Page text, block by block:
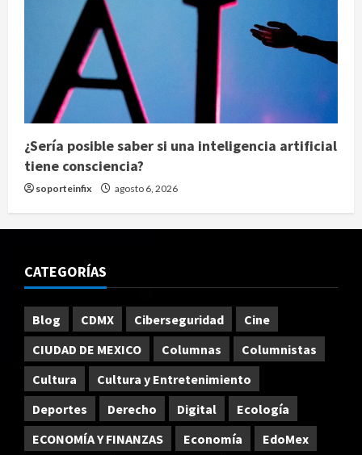
¿Sería posible saber si una inteligencia artificial
tiene consciencia?
soporteinfix agosto 6, 2026
CATEGORÍAS
Blog CDMX Ciberseguridad
Cine
CIUDAD DE MEXICO
Columnas
Columnistas
Cultura
Cultura y Entretenimiento
Deportes
Derecho Digital
Ecología
ECONOMÍA Y FINANZAS
Economía
EdoMex